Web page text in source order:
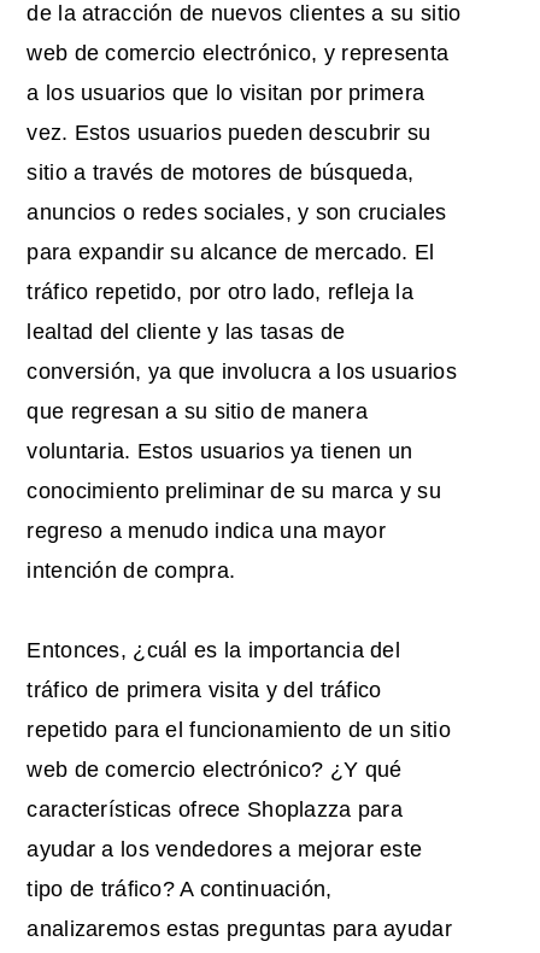
de la atracción de nuevos clientes a su sitio
web de comercio electrónico, y representa
a los usuarios que lo visitan por primera
vez. Estos usuarios pueden descubrir su
sitio a través de motores de búsqueda,
anuncios o redes sociales, y son cruciales
para expandir su alcance de mercado. El
tráfico repetido, por otro lado, refleja la
lealtad del cliente y las tasas de
conversión, ya que involucra a los usuarios
que regresan a su sitio de manera
voluntaria. Estos usuarios ya tienen un
conocimiento preliminar de su marca y su
regreso a menudo indica una mayor
intención de compra.
Entonces, ¿cuál es la importancia del
tráfico de primera visita y del tráfico
repetido para el funcionamiento de un sitio
web de comercio electrónico? ¿Y qué
características ofrece Shoplazza para
ayudar a los vendedores a mejorar este
tipo de tráfico? A continuación,
analizaremos estas preguntas para ayudar